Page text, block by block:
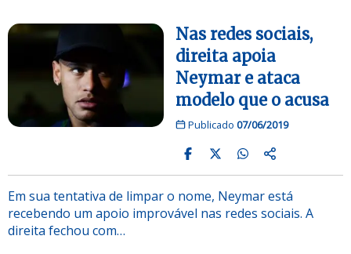
Nas redes sociais,
direita apoia
Neymar e ataca
modelo que o acusa
Publicado 07/06/2019
Em sua tentativa de limpar o nome, Neymar está
recebendo um apoio improvável nas redes sociais. A
direita fechou com…